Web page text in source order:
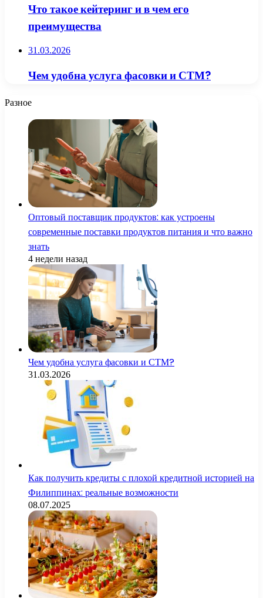
Что такое кейтеринг и в чем его
преимущества
31.03.2026
Чем удобна услуга фасовки и СТМ?
Разное
Оптовый поставщик продуктов: как устроены
современные поставки продуктов питания и что важно
знать
4 недели назад
Чем удобна услуга фасовки и СТМ?
31.03.2026
Как получить кредиты с плохой кредитной историей на
Филиппинах: реальные возможности
08.07.2025